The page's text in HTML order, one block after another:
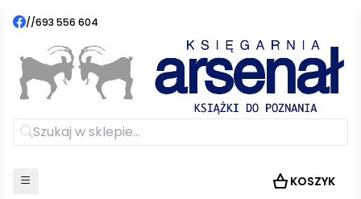
//693 556 604
KOSZYK